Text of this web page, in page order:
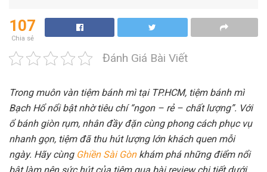
107
Chia sẻ
Đánh Giá Bài Viết
Trong muôn vàn tiệm bánh mì tại TP.HCM, tiệm bánh mì
Bạch Hổ nổi bật nhờ tiêu chí “ngon – rẻ – chất lượng”. Với
ổ bánh giòn rụm, nhân đầy đặn cùng phong cách phục vụ
nhanh gọn, tiệm đã thu hút lượng lớn khách quen mỗi
ngày. Hãy cùng Ghiền Sài Gònkhám phá những điểm nổi
bật làm nên sức hút của tiệm qua bài review chi tiết dưới